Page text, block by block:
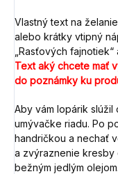
Vlastný text na
alebo krátky vtipný
„Rasťových
Text aký chcete mať
do poznámky ku
Aby vám lopárik
umývačke riadu. Po
handričkou a nechať
a zvýraznenie
bežným jedlým olejom.